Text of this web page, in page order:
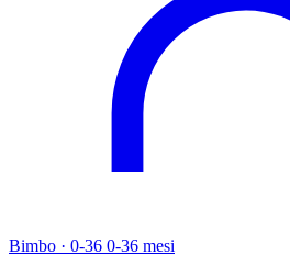
Bimbo · 0-36 0-36 mesi